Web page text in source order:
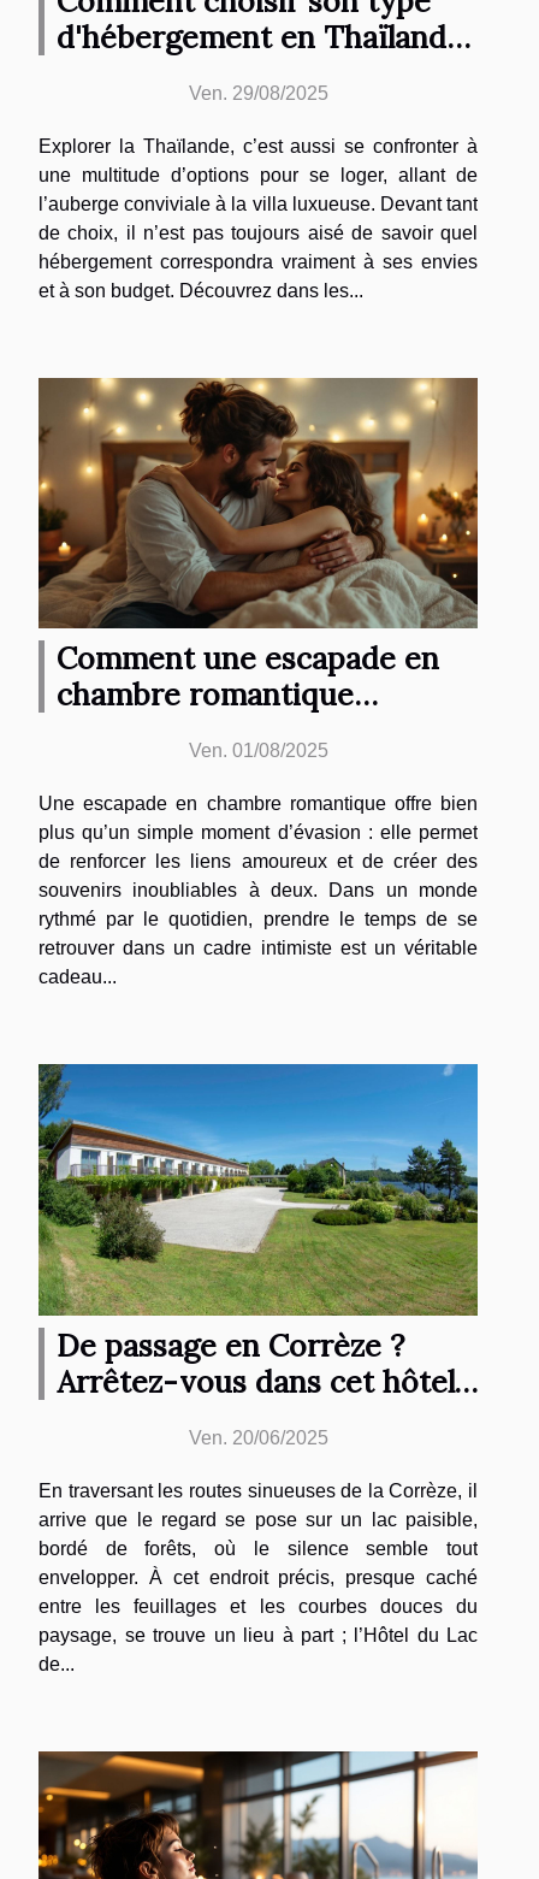
d'hébergement en Thaïlande
Ven. 29/08/2025
Explorer la Thaïlande, c’est aussi se confronter à
une multitude d’options pour se loger, allant de
l’auberge conviviale à la villa luxueuse. Devant tant
de choix, il n’est pas toujours aisé de savoir quel
hébergement correspondra vraiment à ses envies
et à son budget. Découvrez dans les...
Comment une escapade en
chambre romantique
Ven. 01/08/2025
Une escapade en chambre romantique offre bien
plus qu’un simple moment d’évasion : elle permet
de renforcer les liens amoureux et de créer des
souvenirs inoubliables à deux. Dans un monde
rythmé par le quotidien, prendre le temps de se
retrouver dans un cadre intimiste est un véritable
cadeau...
De passage en Corrèze ?
Arrêtez-vous dans cet hôtel
Ven. 20/06/2025
En traversant les routes sinueuses de la Corrèze, il
arrive que le regard se pose sur un lac paisible,
bordé de forêts, où le silence semble tout
envelopper. À cet endroit précis, presque caché
entre les feuillages et les courbes douces du
paysage, se trouve un lieu à part ; l’Hôtel du Lac
de...